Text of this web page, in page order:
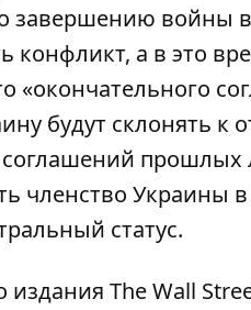
завершению войны
конфликт, а в это
«окончательного
будут склонять к
прошлых
членство Украины
статус.
The Wall